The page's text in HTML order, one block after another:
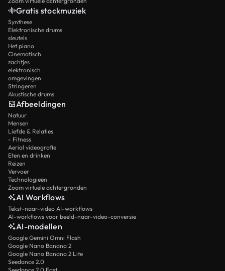
Gratis stockmuziek
Synthese
Elektronische drums
sleutels
Het piano
Cinematisch
zachtjes
elektronisch
omgevingen
Stringeren
Akustische drums
Afbeeldingen
Natuur
Mensen
Liefde & Relaties
- Fitness
Aerial videografie
Eten en drinken
Reizen
Vervoer
Technologieën
Zoom virtuele achtergronden
AI Workflows
Tekst-naar-video AI-workflows
AI-workflows voor beeld-naar-video-conversie
AI-modellen
Google Gemini Omni Flash
Google Nano Banana 2
Google Nano Banana 2 Lite
Seedance 2.0